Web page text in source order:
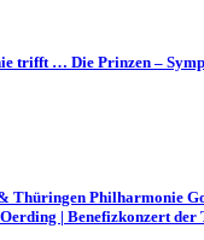
trifft … Die Prinzen –
Thüringen Philharmonie
| Benefizkonzert der